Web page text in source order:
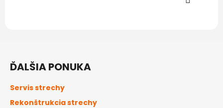
ĎALŠIA PONUKA
Servis strechy
Rekonštrukcia strechy